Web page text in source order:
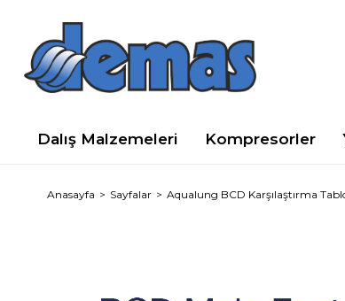
Dalış Malzemeleri Kompresorler
Anasayfa Sayfalar Aqualung BCD Karşılaştırma